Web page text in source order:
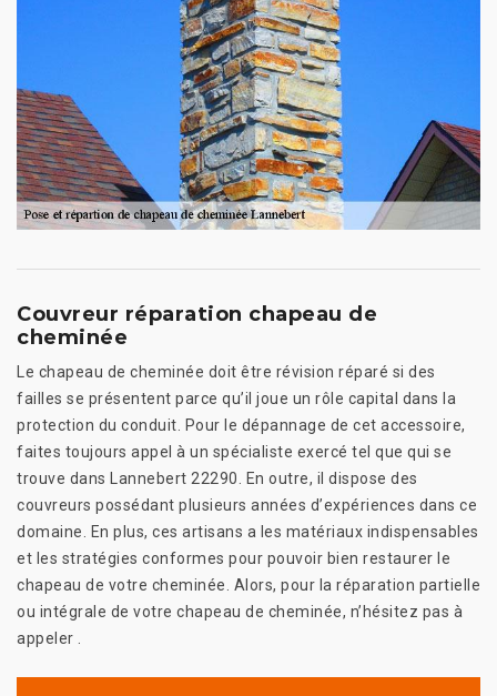
Couvreur réparation chapeau de
cheminée
Le chapeau de cheminée doit être révision réparé si des
failles se présentent parce qu’il joue un rôle capital dans la
protection du conduit. Pour le dépannage de cet accessoire,
faites toujours appel à un spécialiste exercé tel que qui se
trouve dans Lannebert 22290. En outre, il dispose des
couvreurs possédant plusieurs années d’expériences dans ce
domaine. En plus, ces artisans a les matériaux indispensables
et les stratégies conformes pour pouvoir bien restaurer le
chapeau de votre cheminée. Alors, pour la réparation partielle
ou intégrale de votre chapeau de cheminée, n’hésitez pas à
appeler .